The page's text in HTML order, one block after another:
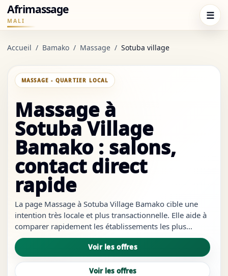
Afrimassage
MALI ☰
Accueil / Bamako / Massage / Sotuba village
MASSAGE - QUARTIER LOCAL
Massage à
Sotuba Village
Bamako : salons,
contact direct
rapide
La page Massage à Sotuba Village Bamako cible une
intention très locale et plus transactionnelle. Elle aide à
comparer rapidement les établissements les plus
visibles du quartier, à repérer les services les plus
crédibles et à ouvrir les bons liens sans revenir à des
résultats tr...
Voir les offres
Voir les offres